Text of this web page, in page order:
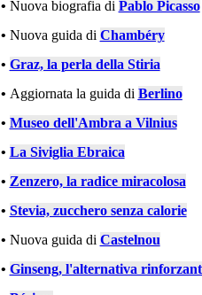
• Nuova biografia di Pablo Picasso
• Nuova guida di Chambéry
• Graz, la perla della Stiria
• Aggiornata la guida di Berlino
• Museo dell'Ambra a Vilnius
• La Siviglia Ebraica
• Zenzero, la radice miracolosa
• Stevia, zucchero senza calorie
• Nuova guida di Castelnou
• Ginseng, l'alternativa